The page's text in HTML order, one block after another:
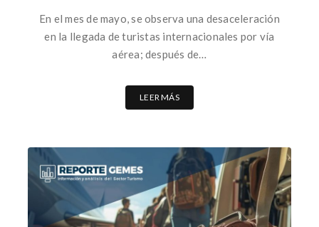
En el mes de mayo, se observa una desaceleración
en la llegada de turistas internacionales por vía
aérea; después de…
LEER MÁS